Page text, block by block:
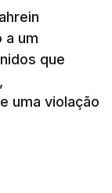
em
um
âmbito do
de
a um
que
uma violação